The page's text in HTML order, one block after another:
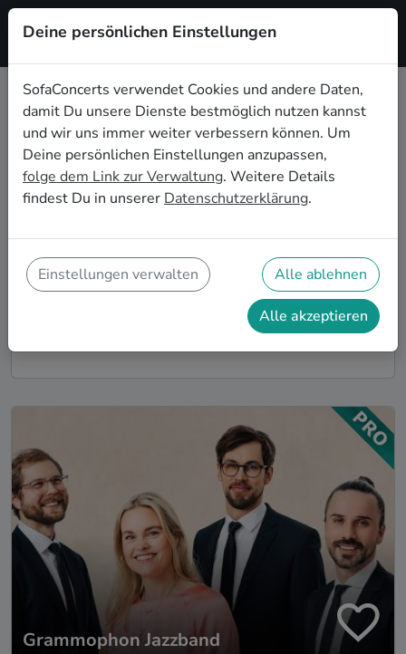
Registrieren
Dein Soul Wohnzimmerkonzert in
Lübeck
Buche Soul Bands und Musiker*innen für Dein
Wohnzimmerkonzert in Lübeck! Unsere Live-Acts
Bühne. Auf SofaConcerts findest Du professionelle
Soul Live-Acts, die genau zu Deinen Vorstellungen
und Deinem Wohnzimmerkonzert passen.
So funktioniert's!
Grammophon Jazzband
Deine persönlichen Einstellungen
SofaConcerts verwendet Cookies und andere Daten,
damit Du unsere Dienste bestmöglich nutzen kannst
und wir uns immer weiter verbessern können. Um
Deine persönlichen Einstellungen anzupassen,
folge dem Link zur Verwaltung. Weitere Details
findest Du in unserer Datenschutzerklärung.
Einstellungen verwalten Alle ablehnen
Alle akzeptieren